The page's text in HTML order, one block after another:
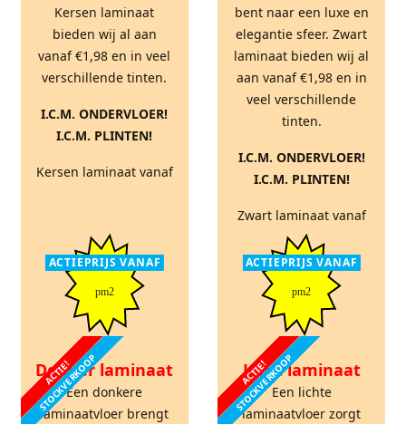
Kersen laminaat
bieden wij al aan
vanaf €1,98 en in veel
verschillende tinten.
I.C.M. ONDERVLOER!
I.C.M. PLINTEN!
Kersen laminaat vanaf
ACTIEPRIJS VANAF
pm2
bent naar een luxe en
elegantie sfeer. Zwart
laminaat bieden wij al
aan vanaf €1,98 en in
veel verschillende
tinten.
I.C.M. ONDERVLOER!
I.C.M. PLINTEN!
Zwart laminaat vanaf
ACTIEPRIJS VANAF
pm2
ACTIE!
STOCKVERKOOP
Donker laminaat
Een donkere
laminaatvloer brengt
ACTIE!
STOCKVERKOOP
Licht laminaat
Een lichte
laminaatvloer zorgt